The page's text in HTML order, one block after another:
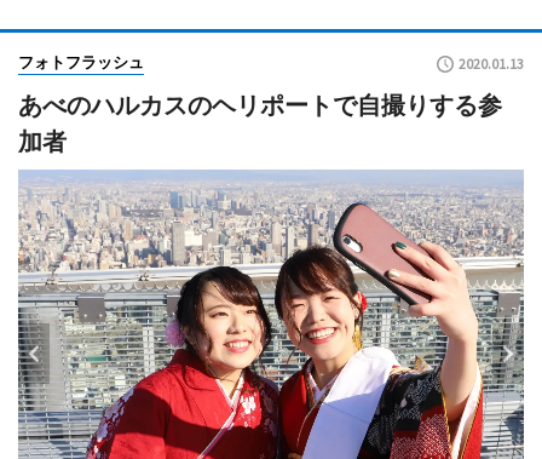
フォトフラッシュ 2020.01.13
あべのハルカスのヘリポートで自撮りする参
加者